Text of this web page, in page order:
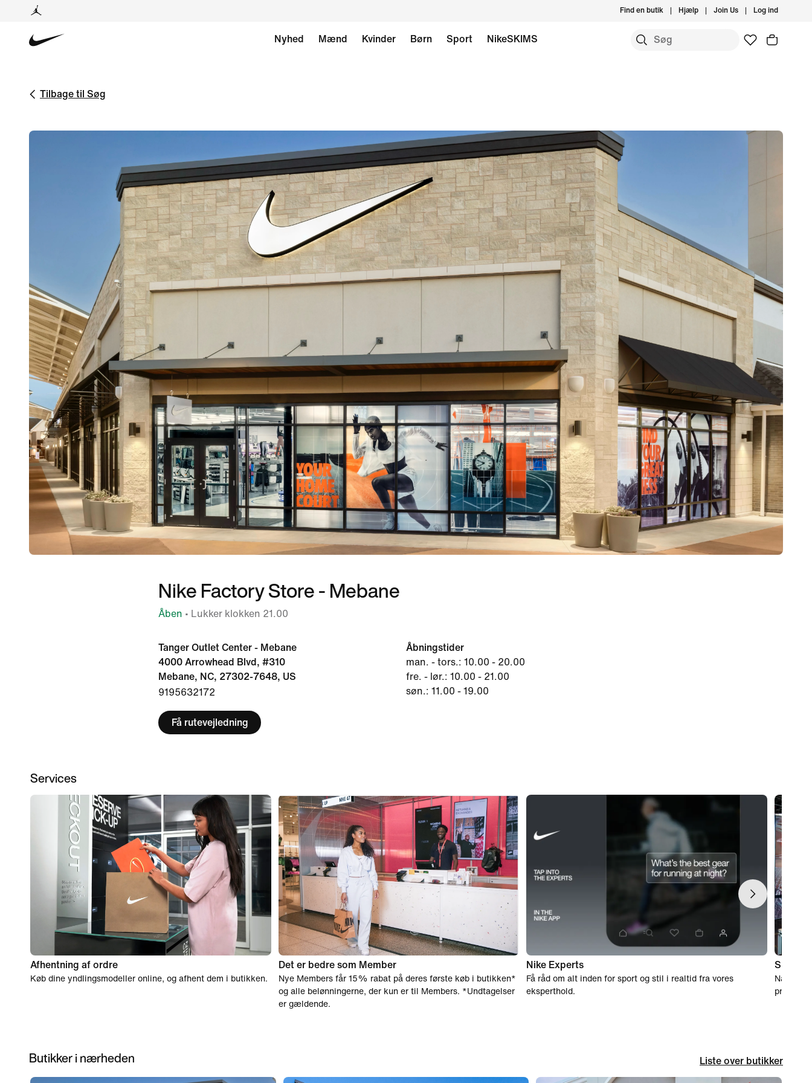
Find en butik Hjælp Join Us Log ind
Nyhed Mænd Kvinder Børn Sport NikeSKIMS
Tilbage til Søg
Nike Factory Store - Mebane
Åben • Lukker klokken 21.00
Tanger Outlet Center - Mebane
4000 Arrowhead Blvd, #310
Mebane, NC, 27302-7648, US
9195632172
Få rutevejledning
Åbningstider
man. - tors.: 10.00 - 20.00
fre. - lør.: 10.00 - 21.00
søn.: 11.00 - 19.00
Services
Afhentning af ordre
Køb dine yndlingsmodeller online, og afhent dem i butikken.
Det er bedre som Member
Nye Members får 15% rabat på deres første køb i butikken*
og alle belønningerne, der kun er til Members. *Undtagelser
er gældende.
Nike Experts
Få råd om alt inden for sport og stil i realtid fra vores
eksperthold.
Når du
Butikker i nærheden Liste over butikker